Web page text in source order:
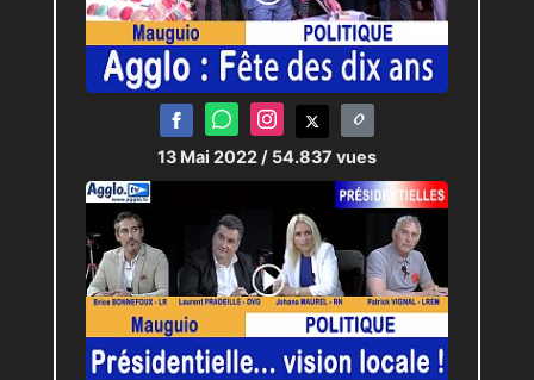
13 Mai 2022 / 54.837 vues